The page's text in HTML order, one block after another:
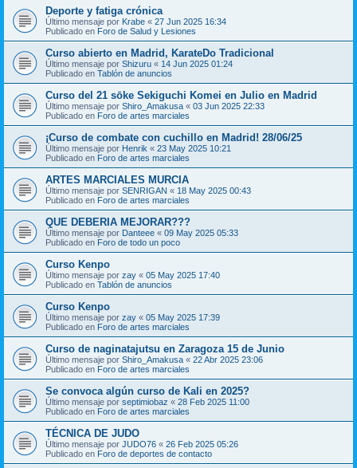
Deporte y fatiga crónica
Último mensaje por Krabe « 27 Jun 2025 16:34
Publicado en Foro de Salud y Lesiones
Curso abierto en Madrid, KarateDo Tradicional
Último mensaje por Shizuru « 14 Jun 2025 01:24
Publicado en Tablón de anuncios
Curso del 21 sōke Sekiguchi Komei en Julio en Madrid
Último mensaje por Shiro_Amakusa « 03 Jun 2025 22:33
Publicado en Foro de artes marciales
¡Curso de combate con cuchillo en Madrid! 28/06/25
Último mensaje por Henrik « 23 May 2025 10:21
Publicado en Foro de artes marciales
ARTES MARCIALES MURCIA
Último mensaje por SENRIGAN « 18 May 2025 00:43
Publicado en Foro de artes marciales
QUE DEBERIA MEJORAR???
Último mensaje por Danteee « 09 May 2025 05:33
Publicado en Foro de todo un poco
Curso Kenpo
Último mensaje por zay « 05 May 2025 17:40
Publicado en Tablón de anuncios
Curso Kenpo
Último mensaje por zay « 05 May 2025 17:39
Publicado en Foro de artes marciales
Curso de naginatajutsu en Zaragoza 15 de Junio
Último mensaje por Shiro_Amakusa « 22 Abr 2025 23:06
Publicado en Foro de artes marciales
Se convoca algún curso de Kali en 2025?
Último mensaje por septimiobaz « 28 Feb 2025 11:00
Publicado en Foro de artes marciales
TÉCNICA DE JUDO
Último mensaje por JUDO76 « 26 Feb 2025 05:26
Publicado en Foro de deportes de contacto